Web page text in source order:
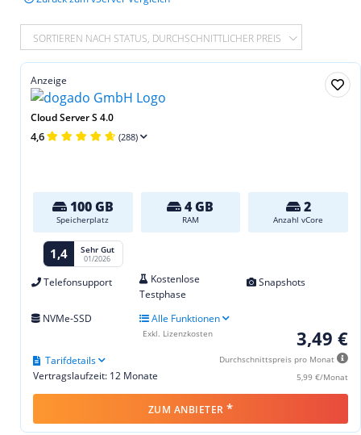
SORTIEREN NACH STATUS, DURCHSCHNITTLICHER PREIS
Anzeige
Cloud Server S 4.0
4,6 (288)
100 GB
Speicherplatz
4 GB
RAM
2
Anzahl vCore
1,4 Sehr Gut
01/2026
Telefonsupport
Kostenlose
Testphase
Snapshots
NVMe-SSD Alle Funktionen
3,49 €
Durchschnittspreis pro Monat
5,99 €/Monat
Vertragslaufzeit: 12 Monate
Tarifdetails
Exkl. Lizenzkosten
ZUM ANBIETER *